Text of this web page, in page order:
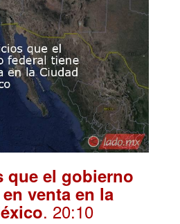
que el gobierno
venta en la
. 20:10